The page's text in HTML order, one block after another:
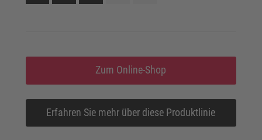
Zum Online-Shop
Erfahren Sie mehr über diese Produktlinie